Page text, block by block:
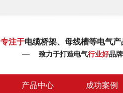
专注于电缆桥架、母线槽等电气
致力于打造电气行业好品牌
产品中心 成功案例